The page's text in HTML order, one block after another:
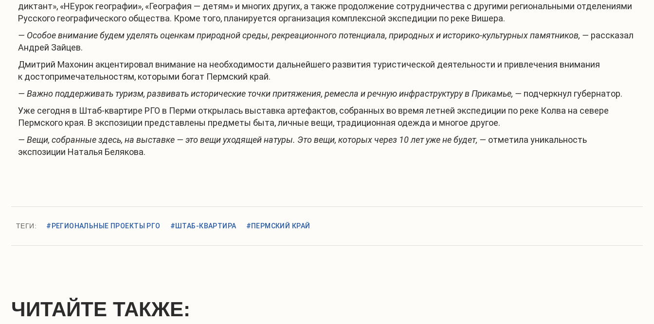
диктант», «НЕурок географии», «География — детям» и многих других, а также продолжение сотрудничества с другими региональными отделениями
Русского географического общества. Кроме того, планируется организация комплексной экспедиции по реке Вишера.
— Особое внимание будем уделять оценкам природной среды, рекреационного потенциала, природных и историко-культурных памятников, — рассказал
Андрей Зайцев.
Дмитрий Махонин акцентировал внимание на необходимости дальнейшего развития туристической деятельности и привлечения внимания
к достопримечательностям, которыми богат Пермский край.
— Важно поддерживать туризм, развивать исторические точки притяжения, ремесла и речную инфраструктуру в Прикамье, — подчеркнул губернатор.
Уже сегодня в Штаб-квартире РГО в Перми открылась выставка артефактов, собранных во время летней экспедиции по реке Колва на севере
Пермского края. В экспозиции представлены предметы быта, личные вещи, традиционная одежда и многое другое.
— Вещи, собранные здесь, на выставке — это вещи уходящей натуры. Это вещи, которых через 10 лет уже не будет, — отметила уникальность
экспозиции Наталья Белякова.
ТЕГИ: #РЕГИОНАЛЬНЫЕ ПРОЕКТЫ РГО #ШТАБ-КВАРТИРА #ПЕРМСКИЙ КРАЙ
ЧИТАЙТЕ ТАКЖЕ: